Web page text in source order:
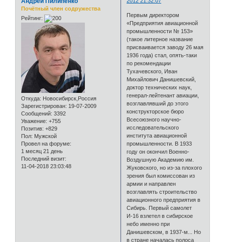
Почётный член содружества
Рейтинг:
Откуда: Новосибирск,Россия
Зарегистрирован: 19-07-2009
Сообщений: 3392
Уважение: +755
Позитив: +829
Пол: Мужской
Провел на форуме:
1 месяц 21 день
Последний визит:
11-04-2018 23:03:48
Первым директором
«Предприятия авиационной
промышленности № 153»
(такое литерное название
присваивается заводу 26 мая
1936 года) стал, опять-таки
по рекомендации
Тухачевского, Иван
Михайлович Данишевский,
доктор технических наук,
генерал-лейтенант авиации,
возглавлявший до этого
конструкторское бюро
Всесоюзного научно-
исследовательского
института авиационной
промышленности. В 1933
году он окончил Военно-
Воздушную Академию им.
Жуковского, но из-за плохого
зрения был комиссован из
армии и направлен
возглавлять строительство
авиационного предприятия в
Сибирь. Первый самолет
И-16 взлетел в сибирское
небо именно при
Данишевском, в 1937-м... Но
в стране началась полоса